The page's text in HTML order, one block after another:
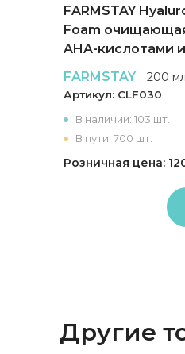
FARMSTAY
Foam
AHA-кислотами
FARMSTAY
200 мл
Артикул: CLF030
В наличии: 103 шт.
В пути: 700 шт.
Розничная цена:
Другие